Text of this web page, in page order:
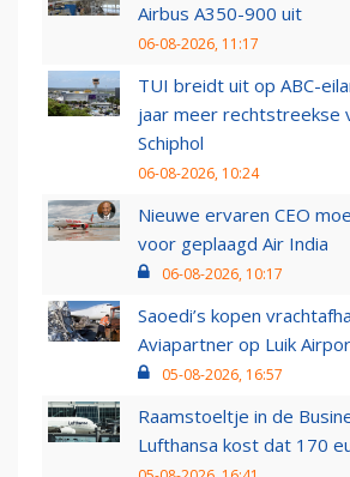
Airbus A350-900 uit
06-08-2026, 11:17
TUI breidt uit op ABC-
jaar meer rechtstreekse
Schiphol
06-08-2026, 10:24
Nieuwe ervaren CEO
voor geplaagd Air India
06-08-2026, 10:17
Saoedi’s kopen
Aviapartner op Luik
05-08-2026, 16:57
Raamstoeltje in de
Lufthansa kost dat 170